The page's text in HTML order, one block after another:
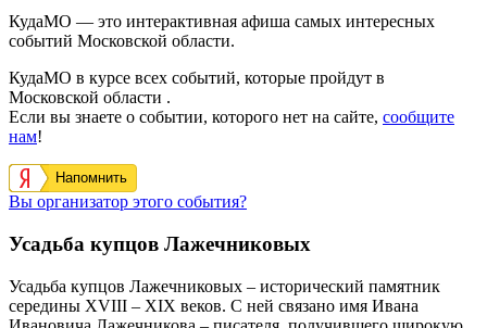
КудаМО — это интерактивная афиша самых интересных
событий Московской области.
КудаМО в курсе всех событий, которые пройдут в
Московской области .
Если вы знаете о событии, которого нет на сайте, сообщите
нам!
Напомнить
Вы организатор этого события?
Усадьба купцов Лажечниковых
Усадьба купцов Лажечниковых – исторический памятник
середины ХVIII – ХIХ веков. С ней связано имя Ивана